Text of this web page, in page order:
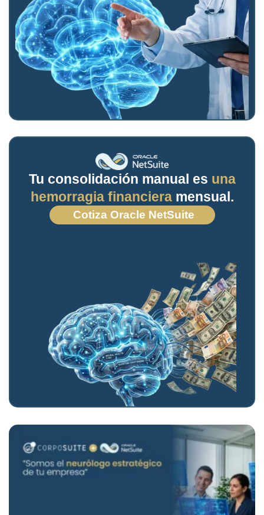
Tu consolidación manual es una
hemorragia financieramensual.
Cotiza Oracle NetSuite